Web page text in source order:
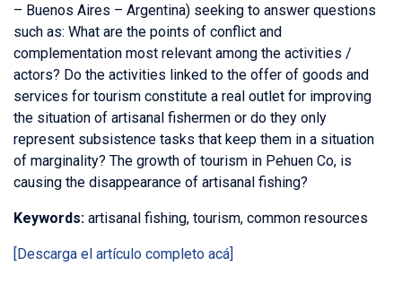
– Buenos Aires – Argentina) seeking to answer questions
such as: What are the points of conflict and
complementation most relevant among the activities /
actors? Do the activities linked to the offer of goods and
services for tourism constitute a real outlet for improving
the situation of artisanal fishermen or do they only
represent subsistence tasks that keep them in a situation
of marginality? The growth of tourism in Pehuen Co, is
causing the disappearance of artisanal fishing?
Keywords: artisanal fishing, tourism, common resources
[Descarga el artículo completo acá]